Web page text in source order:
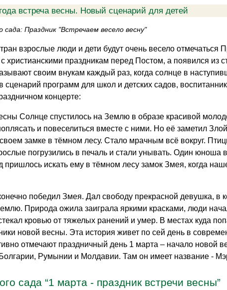
встреча весны. Новый сценарий для детей
сада: Праздник "Встречаем весело весну"
взрослые люди и дети будут очень весело отмечаться
христианскими праздникам перед Постом, а появился из
своим внукам каждый раз, когда солнце в
сценарий программ для школ и детских садов,
концерте:
Солнце спустилось на Землю в образе красивой
и повеселиться вместе с ними. Но её заметил
замке в тёмном лесу. Стало мрачным всё вокруг.
погрузились в печаль и стали унывать. Один юноша
искать ему в тёмном лесу замок Змея, когда
победил Змея. Дал свободу прекрасной девушка, в
Природа ожила заиграла яркими красками, люди
кровью от тяжелых ранений и умер. В местах куда
новой весны. Эта история живет по сей день в
отмечают праздничный день 1 марта – начало новой
Румынии и Молдавии. Там он имеет название -
сада “1 марта - праздник встречи весны”